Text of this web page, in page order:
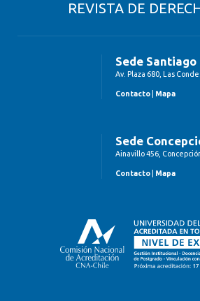
REVISTA DE
Sede Santiago
Av. Plaza 680, Las
Contacto Mapa
Sede
Ainavillo 456,
Contacto Mapa